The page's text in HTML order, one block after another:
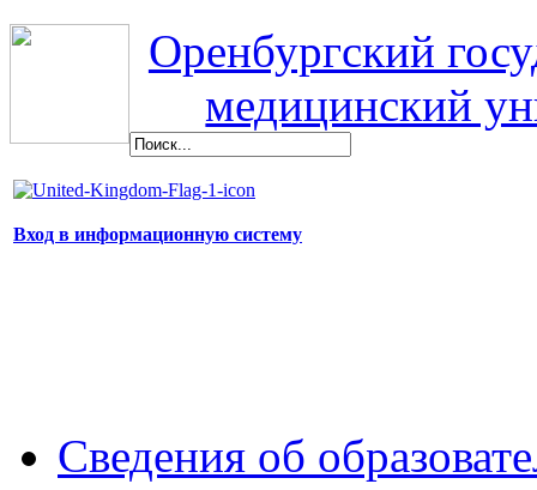
Оренбургский
медицинский
Вход в информационную систему
Сведения об